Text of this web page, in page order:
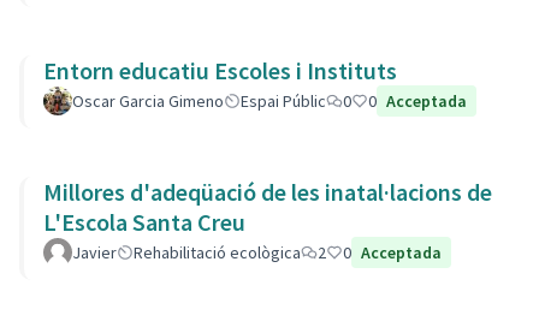
Entorn educatiu Escoles i Instituts
Oscar Garcia Gimeno Espai Públic 0 0 Acceptada
Millores d'adeqüació de les inatal·lacions de
L'Escola Santa Creu
Javier Rehabilitació ecològica 2 0 Acceptada